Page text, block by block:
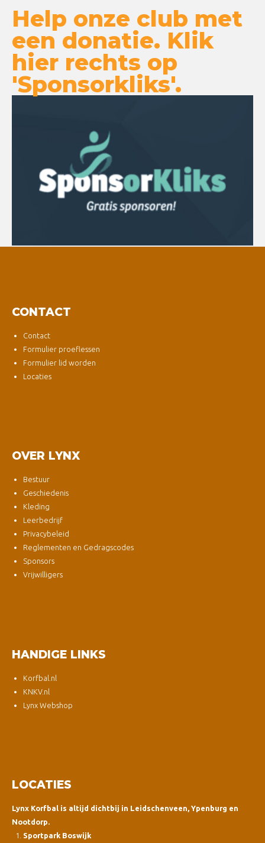
Help onze club met
een donatie. Klik
hier rechts op
'Sponsorkliks'.
CONTACT
Contact
Formulier proeflessen
Formulier lid worden
Locaties
OVER LYNX
Bestuur
Geschiedenis
Kleding
Leerbedrijf
Privacybeleid
Reglementen en Gedragscodes
Sponsors
Vrijwilligers
HANDIGE LINKS
Korfbal.nl
KNKV.nl
Lynx Webshop
LOCATIES
Lynx Korfbal is altijd dichtbij in Leidschenveen, Ypenburg en
Nootdorp.
Sportpark Boswijk